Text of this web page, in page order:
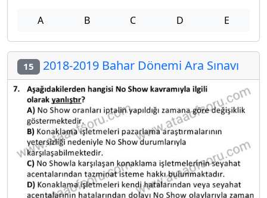
A B C D E
15 2018-2019 Bahar Dönemi Ara Sınavı